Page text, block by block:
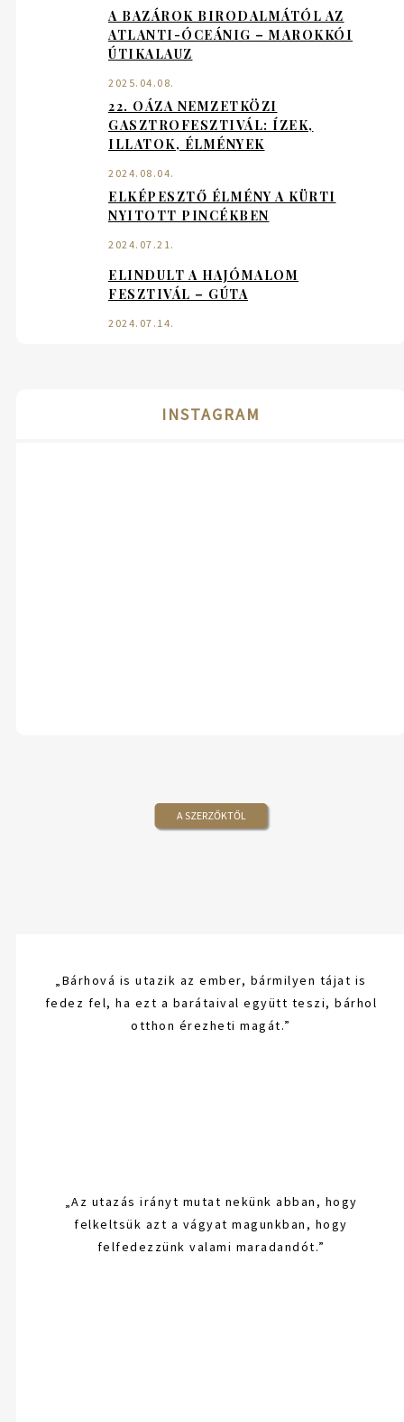
A BAZÁROK BIRODALMÁTÓL AZ
ATLANTI-ÓCEÁNIG – MAROKKÓI
ÚTIKALAUZ
2025.04.08.
22. OÁZA NEMZETKÖZI
GASZTROFESZTIVÁL: ÍZEK,
ILLATOK, ÉLMÉNYEK
2024.08.04.
ELKÉPESZTŐ ÉLMÉNY A KÜRTI
NYITOTT PINCÉKBEN
2024.07.21.
ELINDULT A HAJÓMALOM
FESZTIVÁL – GÚTA
2024.07.14.
INSTAGRAM
A SZERZŐKTŐL
„Bárhová is utazik az ember, bármilyen tájat is
fedez fel, ha ezt a barátaival együtt teszi, bárhol
otthon érezheti magát.”
„Az utazás irányt mutat nekünk abban, hogy
felkeltsük azt a vágyat magunkban, hogy
felfedezzünk valami maradandót.”